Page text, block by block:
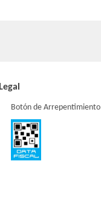
Legal
Botón de Arrepentimiento